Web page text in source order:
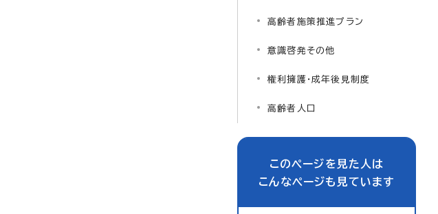
高齢者施策推進プラン
意識啓発その他
権利擁護・成年後見制度
高齢者人口
このページを見た人は
こんなページも見ています